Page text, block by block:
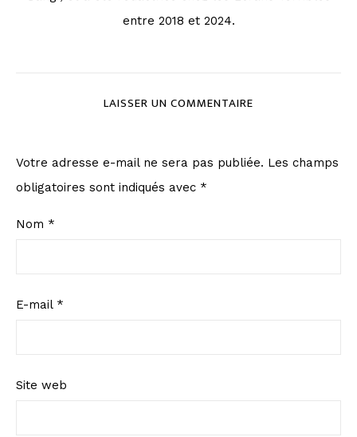
entre 2018 et 2024.
LAISSER UN COMMENTAIRE
Votre adresse e-mail ne sera pas publiée. Les champs
obligatoires sont indiqués avec *
Nom *
E-mail *
Site web